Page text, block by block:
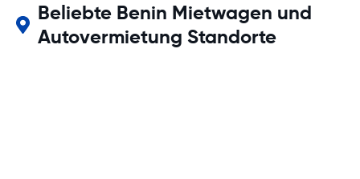
Beliebte Benin Mietwagen und
Autovermietung Standorte